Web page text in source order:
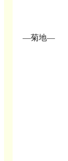
―菊地―